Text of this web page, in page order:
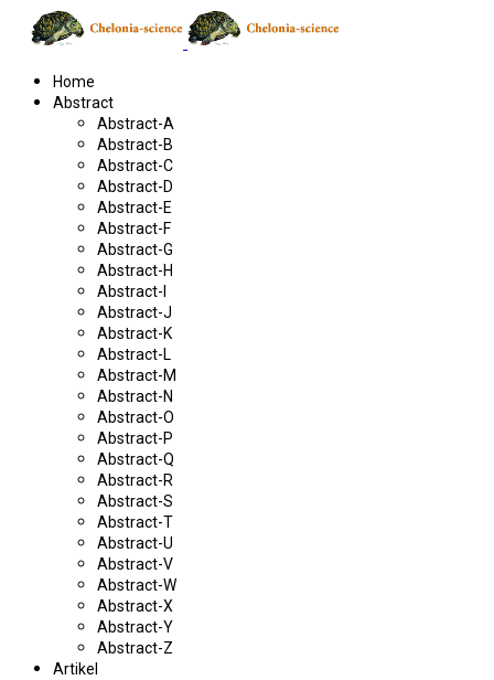
Home
Abstract
Abstract-A
Abstract-B
Abstract-C
Abstract-D
Abstract-E
Abstract-F
Abstract-G
Abstract-H
Abstract-I
Abstract-J
Abstract-K
Abstract-L
Abstract-M
Abstract-N
Abstract-O
Abstract-P
Abstract-Q
Abstract-R
Abstract-S
Abstract-T
Abstract-U
Abstract-V
Abstract-W
Abstract-X
Abstract-Y
Abstract-Z
Artikel